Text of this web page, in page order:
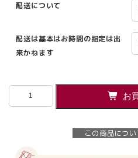
配送について
配送は基本はお時間の指定は出
来かねます
オ
お
この商品につ